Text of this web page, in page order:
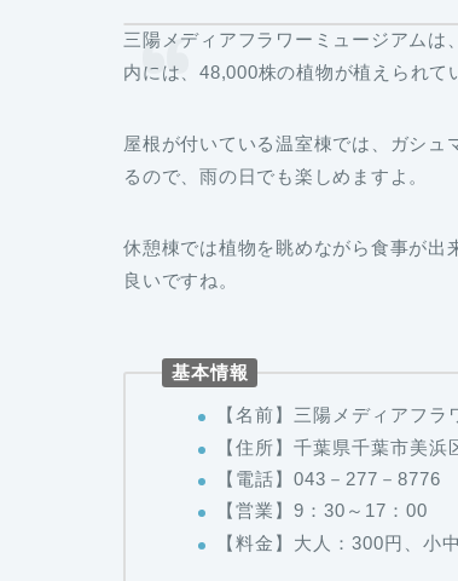
三陽メディアフラワーミュージアムは
内には、48,000株の植物が植えられて
屋根が付いている温室棟では、ガシ
るので、雨の日でも楽しめますよ。
休憩棟では植物を眺めながら食事が出
良いですね。
基本情報
【名前】三陽メディアフラ
【住所】千葉県千葉市美浜
【電話】043－277－8776
【営業】9：30～17：00
【料金】大人：300円、小